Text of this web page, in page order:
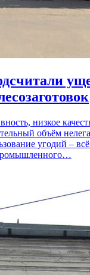
низкое
объём
угодий –